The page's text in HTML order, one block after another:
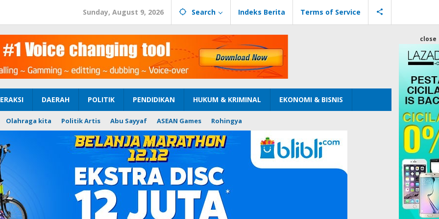
Sunday, August 9, 2026 Search Indeks Berita Terms of Service
DAERAH POLITIK PENDIDIKAN HUKUM & KRIMINAL EKONOMI & BISNIS
Olahraga kita Politik Artis Abu Sayyaf ASEAN Games Rohingya
close